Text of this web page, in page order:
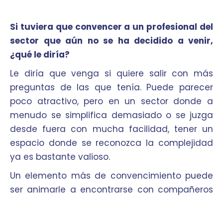
Si tuviera que convencer a un profesional del
sector que aún no se ha decidido a venir,
¿qué le diría?
Le diría que venga si quiere salir con más
preguntas de las que tenía. Puede parecer
poco atractivo, pero en un sector donde a
menudo se simplifica demasiado o se juzga
desde fuera con mucha facilidad, tener un
espacio donde se reconozca la complejidad
ya es bastante valioso.
Un elemento más de convencimiento puede
ser animarle a encontrarse con compañeros